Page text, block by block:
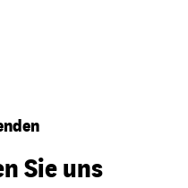
Sie uns